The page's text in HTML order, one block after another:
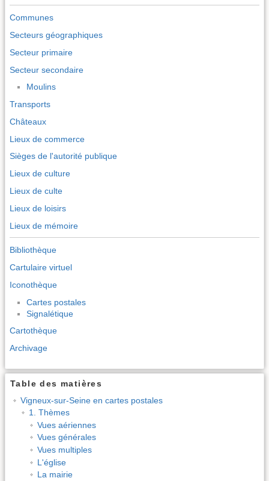
Communes
Secteurs géographiques
Secteur primaire
Secteur secondaire
Moulins
Transports
Châteaux
Lieux de commerce
Sièges de l'autorité publique
Lieux de culture
Lieux de culte
Lieux de loisirs
Lieux de mémoire
Bibliothèque
Cartulaire virtuel
Iconothèque
Cartes postales
Signalétique
Cartothèque
Archivage
Table des matières
Vigneux-sur-Seine en cartes postales
1. Thèmes
Vues aériennes
Vues générales
Vues multiples
L'église
La mairie